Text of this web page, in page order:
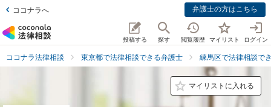
ココナラへ 弁護士の方はこちら
投稿する 探す 閲覧履歴 マイリスト ログイン
ココナラ法律相談 東京都で法律相談できる弁護士 練馬区で法律相談で
マイリストに入れる